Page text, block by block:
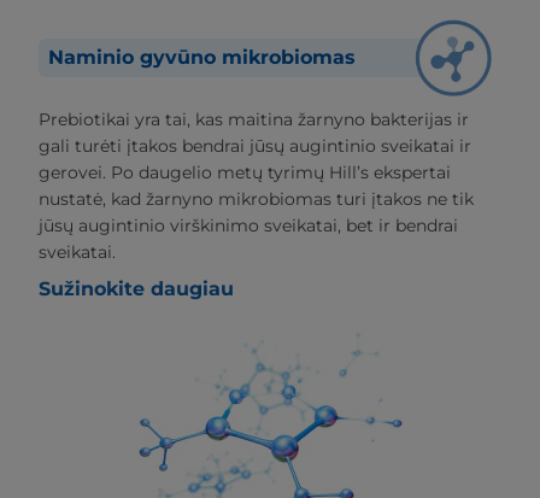
Naminio gyvūno mikrobiomas
Prebiotikai yra tai, kas maitina žarnyno bakterijas ir
gali turėti įtakos bendrai jūsų augintinio sveikatai ir
gerovei. Po daugelio metų tyrimų Hill’s ekspertai
nustatė, kad žarnyno mikrobiomas turi įtakos ne tik
jūsų augintinio virškinimo sveikatai, bet ir bendrai
sveikatai.
Sužinokite daugiau